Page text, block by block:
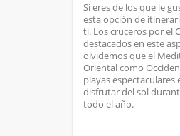
Si eres de los que le
esta opción de
ti. Los cruceros por el
destacados en este
olvidemos que el
Oriental como
playas
disfrutar del sol
todo el año.